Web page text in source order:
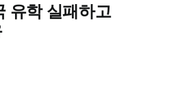
유학 실패하고